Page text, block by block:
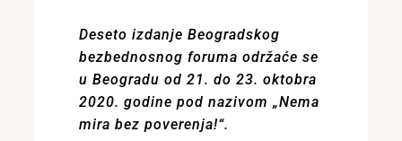
Deseto izdanje Beogradskog
bezbednosnog foruma održaće se
u Beogradu od 21. do 23. oktobra
2020. godine pod nazivom „Nema
mira bez poverenja!“.